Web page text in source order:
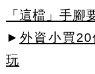
「這檔」手腳
► 外資小買
玩